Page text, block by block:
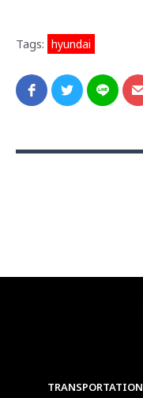
Tags: hyundai
TRANSPORTATION